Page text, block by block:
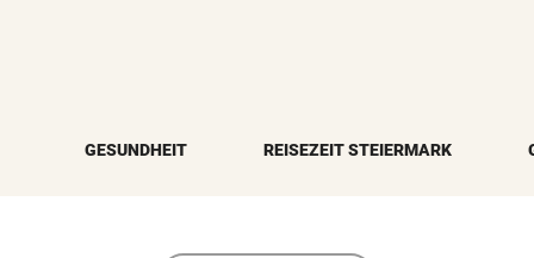
GESUNDHEIT REISEZEIT STEIERMARK